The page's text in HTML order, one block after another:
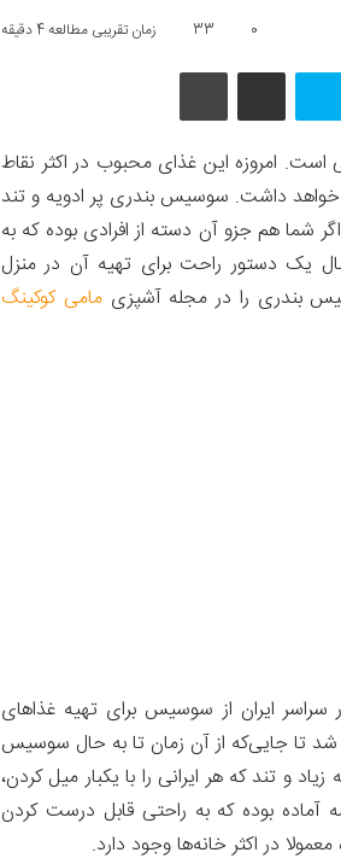
0
33 زمان تقریبی مطالعه 4 دقیقه
اسکایپ اشتراک گذاری با ایمیل چاپ
امروزه این غذای محبوب در اکثر نقاط
داشت. سوسیس بندری پر ادویه و تند
شما هم جزو آن دسته از افرادی بوده که به
یک دستور راحت برای تهیه آن در منزل
بندری را در مجله آشپزیمامی کوکینگ
شد و سپس در سراسر ایران از سوسیس برای تهیه غذاهای
شد تا جایی‌که از آن زمان تا به حال سوسیس
و تند که هر ایرانی را با یکبار میل کردن،
بوده که به راحتی قابل درست کردن
در اکثر خانه‌ها وجود دارد.